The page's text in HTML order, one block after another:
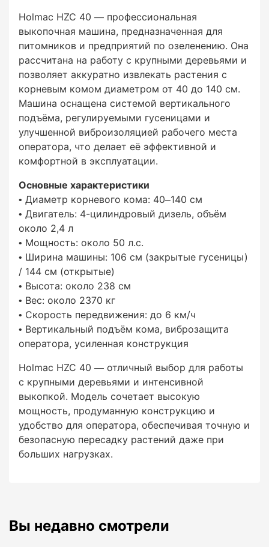
больших нагрузках.
Holmac HZC 40 — профессиональная
выкопочная машина, предназначенная для
питомников и предприятий по озеленению. Она
рассчитана на работу с крупными деревьями и
позволяет аккуратно извлекать растения с
корневым комом диаметром от 40 до 140 см.
Машина оснащена системой вертикального
подъёма, регулируемыми гусеницами и
улучшенной виброизоляцией рабочего места
оператора, что делает её эффективной и
комфортной в эксплуатации.
Основные характеристики
• Диаметр корневого кома: 40–140 см
• Двигатель: 4-цилиндровый дизель, объём
около 2,4 л
• Мощность: около 50 л.с.
• Ширина машины: 106 см (закрытые гусеницы)
/ 144 см (открытые)
• Высота: около 238 см
• Вес: около 2370 кг
• Скорость передвижения: до 6 км/ч
• Вертикальный подъём кома, виброзащита
оператора, усиленная конструкция
Holmac HZC 40 — отличный выбор для работы
с крупными деревьями и интенсивной
выкопкой. Модель сочетает высокую
мощность, продуманную конструкцию и
удобство для оператора, обеспечивая точную и
безопасную пересадку растений даже при
больших нагрузках.
Вы недавно смотрели